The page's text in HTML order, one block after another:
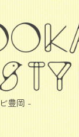
豊岡 -